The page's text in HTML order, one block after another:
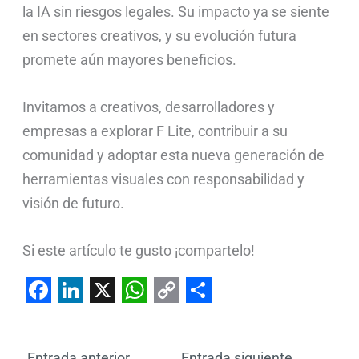
la IA sin riesgos legales. Su impacto ya se siente
en sectores creativos, y su evolución futura
promete aún mayores beneficios.
Invitamos a creativos, desarrolladores y
empresas a explorar F Lite, contribuir a su
comunidad y adoptar esta nueva generación de
herramientas visuales con responsabilidad y
visión de futuro.
Si este artículo te gusto ¡compartelo!